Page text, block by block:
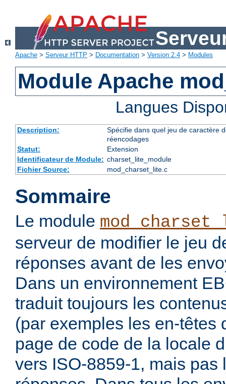
Apache > Serveur HTTP > Documentation > Version 2.4 > Modules
Module Apache
Langues
Description:
Spécifie dans quel jeu de caractère
réencodages
Statut:
Extension
Identificateur de Module: charset_lite_module
Fichier Source:
mod_charset_lite.c
Sommaire
Le module
serveur de modifier le jeu
réponses avant de les
Dans un environnement
traduit toujours les
(par exemples les en-têtes
page de code de la locale
vers ISO-8859-1, mais pas